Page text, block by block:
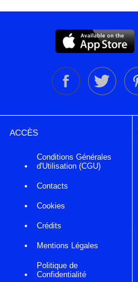
ACCÈS
Conditions Générales
d'Utilisation (CGU)
Contacts
Cookies
Crédits
Mentions Légales
Politique de
Confidentialité